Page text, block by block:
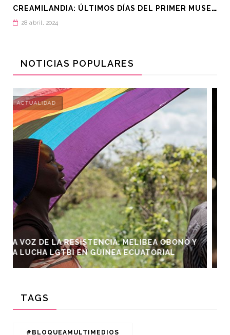
C
REAMILANDIA: ÚLTIMOS DÍAS DEL PRIMER MUSEO DEL HELADO
28 abril, 2024
NOTICIAS POPULARES
OBONO Y
ACTUALIDAD
CONFLICTOS Y LEYES: LA
J.K. ROWLING Y LA NUEVA LEY EN
TAGS
#BLOQUEAMULTIMEDIOS